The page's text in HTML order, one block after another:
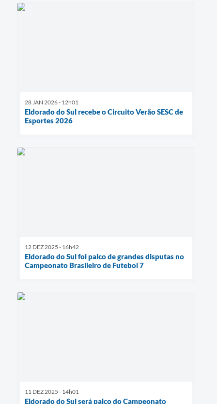
28 JAN 2026 - 12h01
Eldorado do Sul recebe o Circuito Verão SESC de
Esportes 2026
12 DEZ 2025 - 16h42
Eldorado do Sul foi palco de grandes disputas no
Campeonato Brasileiro de Futebol 7
11 DEZ 2025 - 14h01
Eldorado do Sul será palco do Campeonato